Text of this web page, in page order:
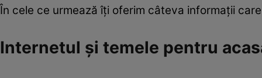
În cele ce urmează îți oferim câteva informații
Internetul și temele pentru